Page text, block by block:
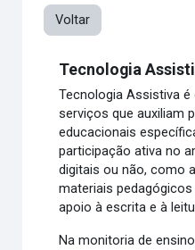
Voltar
Tecnologia
Tecnologia Assistiva
serviços que auxiliam
educacionais
participação ativa no
digitais ou não, como
materiais
apoio à escrita e à
Na monitoria de